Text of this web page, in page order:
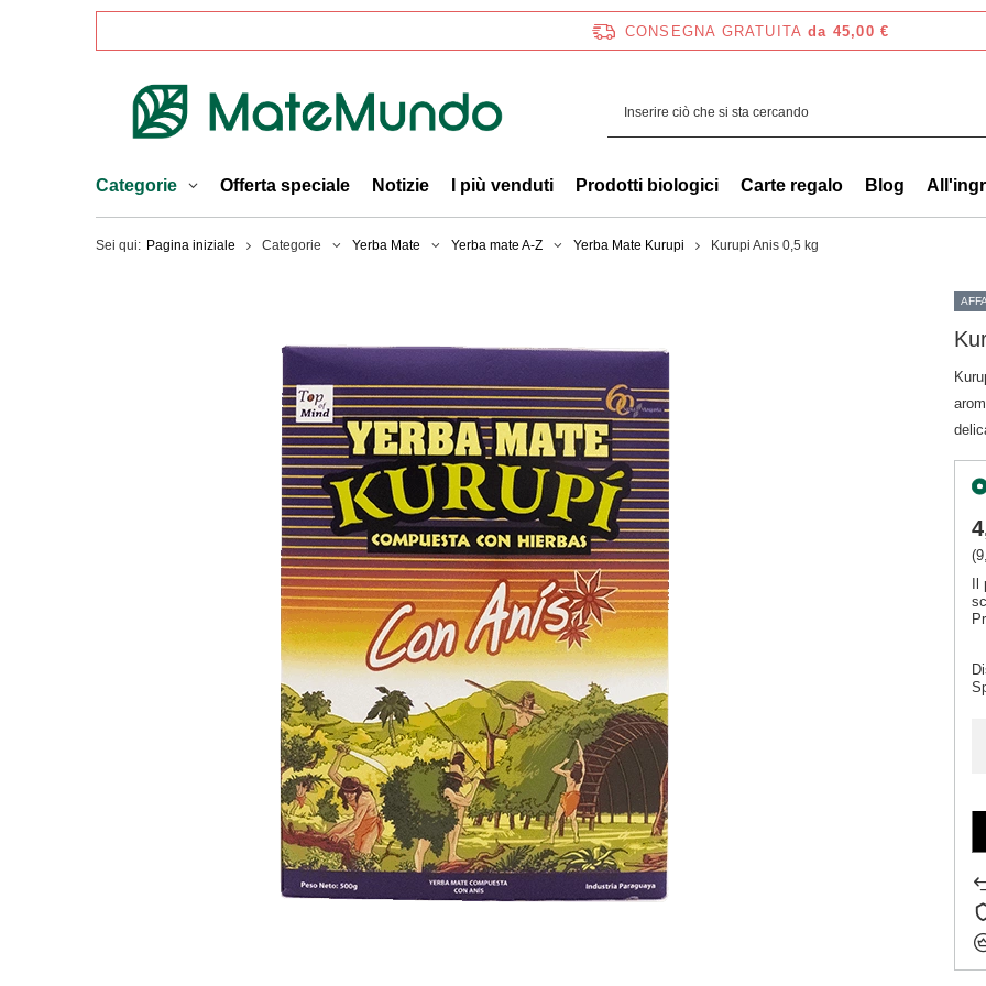
CONSEGNA GRATUITA da 45,00 €
Categorie Offerta speciale Notizie I più venduti Prodotti biologici Carte regalo Blog
Sei qui: Pagina iniziale Categorie Yerba Mate Yerba mate A-Z Yerba Mate Kurupi Kurupi Anis 0,5 kg